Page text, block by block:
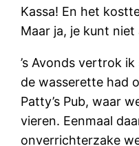
Kassa! En het
Maar ja, je kunt niet
’s Avonds vertrok
de wasserette had
Patty’s Pub, waar
vieren. Eenmaal
onverrichterzake